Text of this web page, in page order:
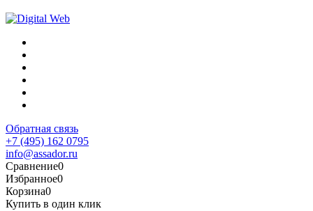
Обратная связь
+7 (495) 162 0795
info@assador.ru
Сравнение0
Избранное0
Корзина0
Купить в один клик